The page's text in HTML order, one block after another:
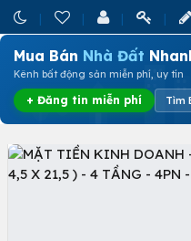
Mua Bán Nhà Đất
Kênh bất động sản miễn phí, uy tín
+ Đăng tin miễn phí Tìm